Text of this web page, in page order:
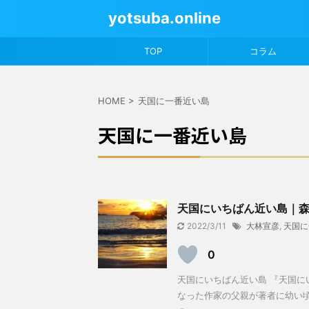
yotsuba.online
TOP コラム
HOME > 天国に一番近い島
天国に一番近い島
天国にいちばん近い島｜
2022/3/11 大林宣彦, 天国
0
天国にいちばん近い島 『天国
なった作家の父親が著者に幼い